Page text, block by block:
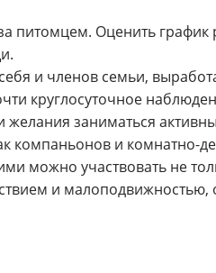
питомцем. Оценить
и членов семьи,
круглосуточное
желания заниматься
компаньонов и комнатно-
можно участвовать не
и малоподвижностью,